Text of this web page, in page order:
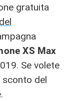
gratuita
XS Max
Se volete
sconto del